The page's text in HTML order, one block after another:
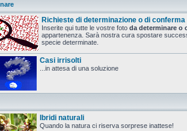
Richieste di determinazione o di conferma
Inserite qui tutte le vostre foto da determinare o
appartenenza. Sarà nostra cura spostare
specie determinate.
Casi irrisolti
...in attesa di una soluzione
Ibridi naturali
Quando la natura ci riserva sorprese inattese!